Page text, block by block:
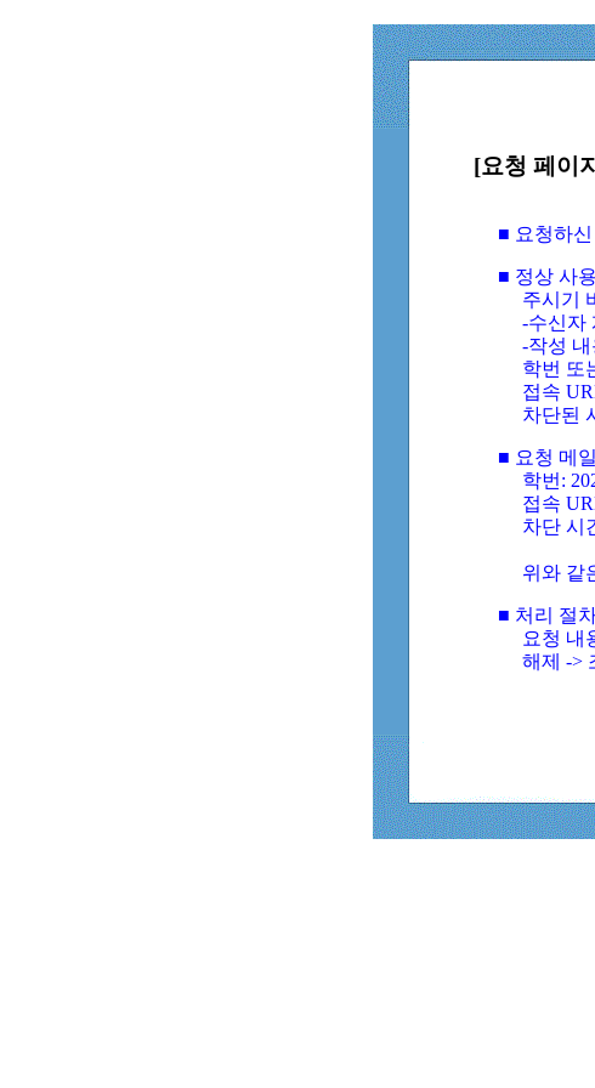
[요청 페이
■ 요청하
■ 정상 사
주시기
-수신자
-작성 내
학번 또
접속
차단된
■ 요청 메
학번:
접속
차단 시
위와 같
■ 처리 절
요청 내
해제 ->